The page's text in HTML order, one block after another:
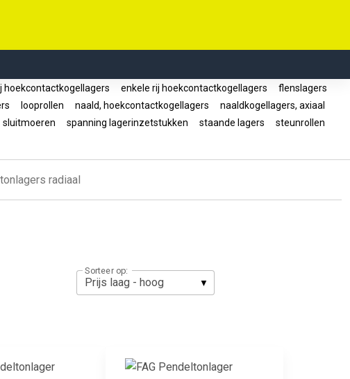
hoekcontactkogellagers enkele rij hoekcontactkogellagers
flenslagers
looprollen naald, hoekcontactkogellagers
naaldkogellagers, axiaal
sluitmoeren spanning lagerinzetstukken staande lagers
steunrollen
radiaal
Sorteer op: